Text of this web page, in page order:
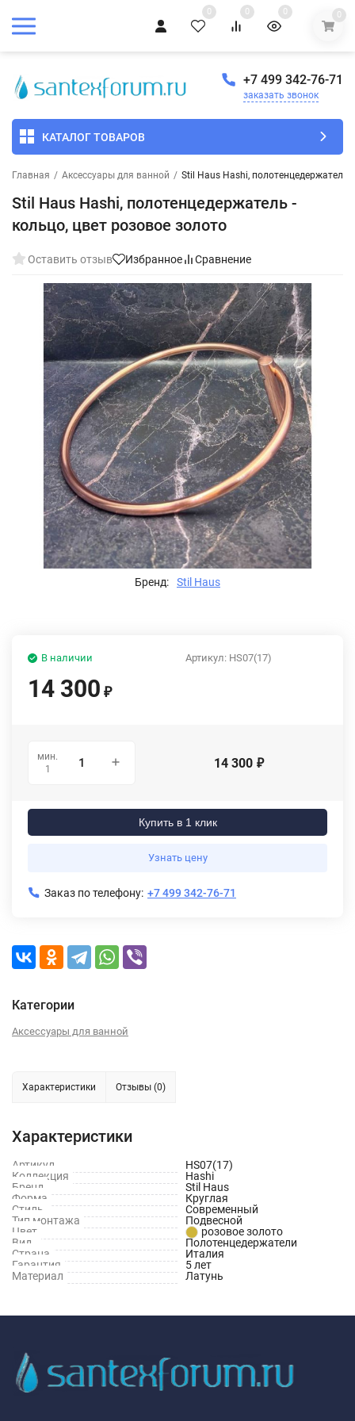
0 0 0 0
+7 499 342-76-71
заказать звонок
КАТАЛОГ ТОВАРОВ
Главная / Аксессуары для ванной / Stil Haus Hashi, полотенцедержатель
Stil Haus Hashi, полотенцедержатель -
кольцо, цвет розовое золото
Оставить отзыв Избранное Сравнение
Бренд: Stil Haus
Артикул: HS07(17)
В наличии
14 300 ₽
мин.
1
14 300 ₽
Купить в 1 клик
Узнать цену
Заказ по телефону: +7 499 342-76-71
Категории
Аксессуары для ванной
Характеристики Отзывы (0)
Характеристики
Артикул
HS07(17)
Коллекция
Hashi
Бренд
Stil Haus
Форма
Круглая
Стиль
Современный
Тип монтажа
Подвесной
Цвет
розовое золото
Вид
Полотенцедержатели
Страна
Италия
Гарантия
5 лет
Материал
Латунь